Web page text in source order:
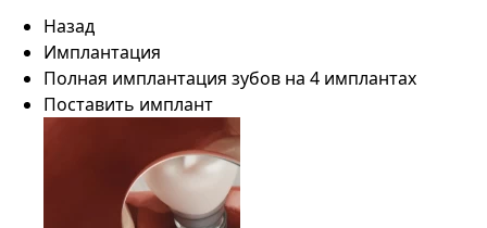
Назад
Имплантация
Полная имплантация зубов на 4 имплантах
Поставить имплант